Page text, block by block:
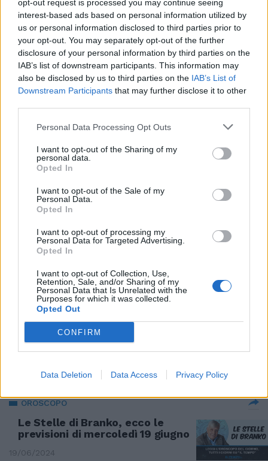
opt-out request is processed you may continue seeing
interest-based ads based on personal information utilized by
us or personal information disclosed to third parties prior to
your opt-out. You may separately opt-out of the further
disclosure of your personal information by third parties on the
IAB’s list of downstream participants. This information may
also be disclosed by us to third parties on the IAB’s List of
Downstream Participants that may further disclose it to other
Personal Data Processing Opt Outs
I want to opt-out of the Sharing of my
personal data.
Opted In
I want to opt-out of the Sale of my
Personal Data.
Opted In
I want to opt-out of processing my
Personal Data for Targeted Advertising.
Opted In
I want to opt-out of Collection, Use,
Retention, Sale, and/or Sharing of my
Personal Data that Is Unrelated with the
Purposes for which it was collected.
Opted Out
CONFIRM
Data Deletion Data Access Privacy Policy
Le Stelle di Branko, ecco le
previsioni di martedì 2 luglio
02/07/2024
OROSCOPO
Le Stelle di Branko, ecco le
OROSCOPO
Le Stelle di Branko, ecco le
25/06/2024
OROSCOPO
Le Stelle di Branko, ecco le
23/06/2024
OROSCOPO
Le Stelle di Branko, ecco le
previsioni di venerdì 21 giugno
OROSCOPO
Le Stelle di Branko, ecco le
previsioni di mercoledì 19 giugno
19/06/2024